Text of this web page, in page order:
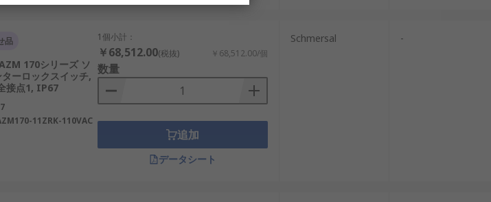
ことで、設備のリスク、停止条件、保守条件に合ったガードロック構成を
品
170シリーズ ソ
ーロックスイッチ,
接点1, IP67
11ZRK-110VAC
1個小計：
￥68,512.00(税抜) ￥68,512.00/個
数量
追加
データシート
Schmersal -